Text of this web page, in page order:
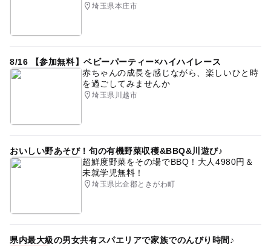
埼玉県本庄市
8/16 【参加無料】ベビーパーティー×ハイハイレース
赤ちゃんの成長を感じながら、楽しいひと時
を過ごしてみませんか
埼玉県川越市
おいしい野あそび！旬の有機野菜収穫&BBQ&川遊び♪
超鮮度野菜をその場でBBQ！大人4980円＆
未就学児無料！
埼玉県比企郡ときがわ町
県内最大級の男女共有スパエリアで家族でのんびり時間♪